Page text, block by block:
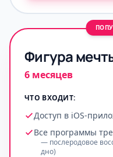
Фигура
6 месяцев
ЧТО ВХОДИТ:
Доступ в iOS-
Все программы
— послеродовое
дно)